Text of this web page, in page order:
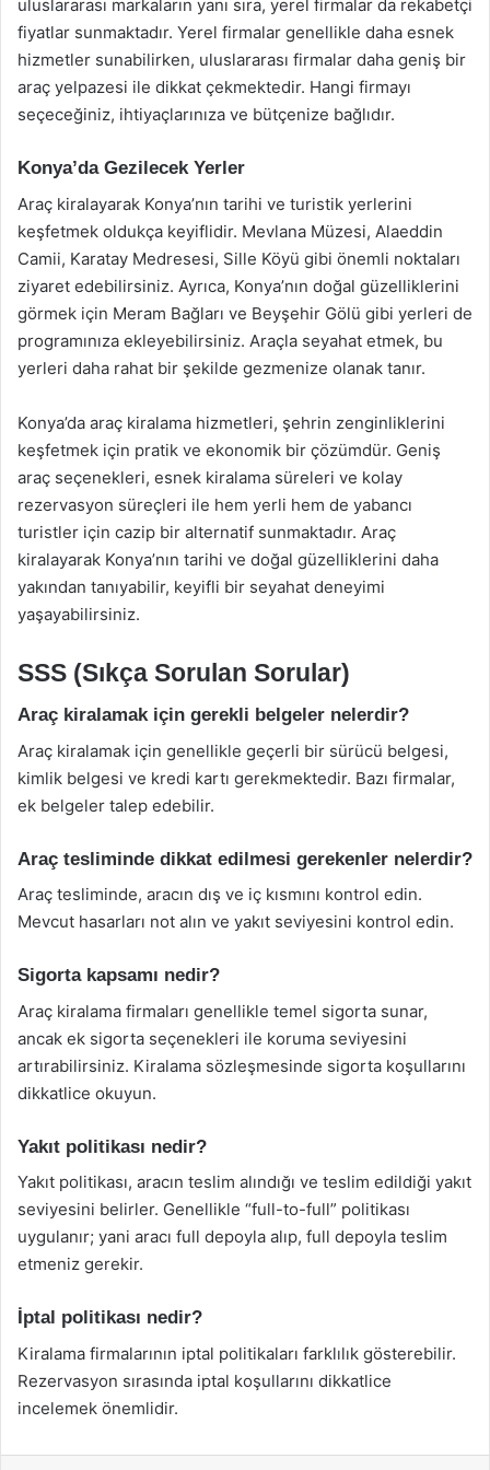
uluslararası markaların yanı sıra, yerel firmalar da rekabetçi
fiyatlar sunmaktadır. Yerel firmalar genellikle daha esnek
hizmetler sunabilirken, uluslararası firmalar daha geniş bir
araç yelpazesi ile dikkat çekmektedir. Hangi firmayı
seçeceğiniz, ihtiyaçlarınıza ve bütçenize bağlıdır.
Konya’da Gezilecek Yerler
Araç kiralayarak Konya’nın tarihi ve turistik yerlerini
keşfetmek oldukça keyiflidir. Mevlana Müzesi, Alaeddin
Camii, Karatay Medresesi, Sille Köyü gibi önemli noktaları
ziyaret edebilirsiniz. Ayrıca, Konya’nın doğal güzelliklerini
görmek için Meram Bağları ve Beyşehir Gölü gibi yerleri de
programınıza ekleyebilirsiniz. Araçla seyahat etmek, bu
yerleri daha rahat bir şekilde gezmenize olanak tanır.
Konya’da araç kiralama hizmetleri, şehrin zenginliklerini
keşfetmek için pratik ve ekonomik bir çözümdür. Geniş
araç seçenekleri, esnek kiralama süreleri ve kolay
rezervasyon süreçleri ile hem yerli hem de yabancı
turistler için cazip bir alternatif sunmaktadır. Araç
kiralayarak Konya’nın tarihi ve doğal güzelliklerini daha
yakından tanıyabilir, keyifli bir seyahat deneyimi
yaşayabilirsiniz.
SSS (Sıkça Sorulan Sorular)
Araç kiralamak için gerekli belgeler nelerdir?
Araç kiralamak için genellikle geçerli bir sürücü belgesi,
kimlik belgesi ve kredi kartı gerekmektedir. Bazı firmalar,
ek belgeler talep edebilir.
Araç tesliminde dikkat edilmesi gerekenler nelerdir?
Araç tesliminde, aracın dış ve iç kısmını kontrol edin.
Mevcut hasarları not alın ve yakıt seviyesini kontrol edin.
Sigorta kapsamı nedir?
Araç kiralama firmaları genellikle temel sigorta sunar,
ancak ek sigorta seçenekleri ile koruma seviyesini
artırabilirsiniz. Kiralama sözleşmesinde sigorta koşullarını
dikkatlice okuyun.
Yakıt politikası nedir?
Yakıt politikası, aracın teslim alındığı ve teslim edildiği yakıt
seviyesini belirler. Genellikle “full-to-full” politikası
uygulanır; yani aracı full depoyla alıp, full depoyla teslim
etmeniz gerekir.
İptal politikası nedir?
Kiralama firmalarının iptal politikaları farklılık gösterebilir.
Rezervasyon sırasında iptal koşullarını dikkatlice
incelemek önemlidir.